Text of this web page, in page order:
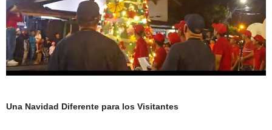
Una Navidad Diferente para los Visitantes